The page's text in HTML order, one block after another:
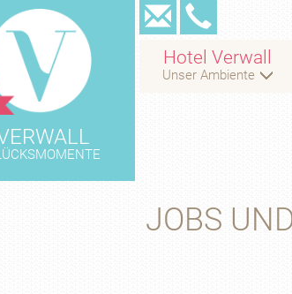
+43
Hotel Verwall
Unser Ambiente
JOBS